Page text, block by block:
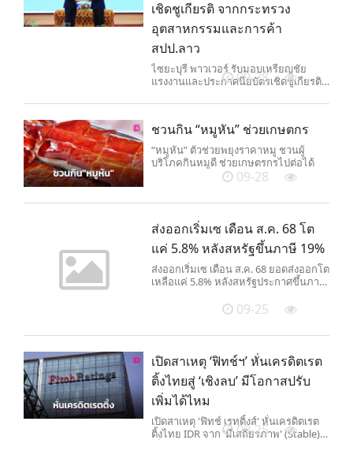
เชิดชูเกียรติ จากกระทรวง
อุตสาหกรรมและการค้า
สปป.ลาว
ไซยะบุรี พาวเวอร์ รับมอบเหรียญชัย
แรงงานและประกาศนียบัตรเชิดชูเกียรติ
สาธารณรัฐประชาธิปไตยประชาชนลาว
เด่นด้านการพัฒนาโรงไฟฟ้าพลังน้ำ ไซ
ยะบุรีตามมาตรฐานสากล
09-28
ชวนกิน “หมูหัน” ช่วยเกษตกร
“หมูหัน” ตัวช่วยพยุงราคาหมู ชวนผู้
บริโภคกินหมูดี ช่วยเกษตรกรไปต่อได้
09-28
ส่งออกเริ่มเซ เดือน ส.ค. 68 โต
แค่ 5.8% หลังสหรัฐขึ้นภาษี 19%
ส่งออกเริ่มเซ เดือน ส.ค. 68 ยอดส่งออกโต
เหลือแค่ 5.8% หลังสหรัฐประกาศขึ้นภาษี
09-25
เปิดสาเหตุ ‘ฟิทช์ฯ’ หั่นเครดิตเรต
ติ้งไทยสู่ ‘เชิงลบ’ มีโอกาสปรับ
เพิ่มได้ไหม
เปิดสาเหตุ 'ฟิทช์ เรทติ้งส์' หั่นเครดิตเรต
ติ้งไทย IDR จาก 'มีเสถียรภาพ' (Stable)
09-25